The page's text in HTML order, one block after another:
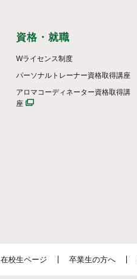
資格・就職
Wライセンス制度
パーソナルトレーナー資格取得講座
アロマコーディネーター資格取得講
座
在校生ページ 卒業生の方へ